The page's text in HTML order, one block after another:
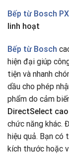
Bếp từ Bosch
linh
Bếp từ Bosch
hiện đại giúp
tiện và nhanh
dầu cho phép
phẩm do cảm
DirectSelect
chức năng khác.
hiệu quả. Bạn có
kích thước hoặc